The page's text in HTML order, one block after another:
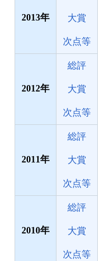
2013 大賞
次点等
2012
総評
大賞
次点等
2011
総評
大賞
次点等
2010
総評
大賞
次点等